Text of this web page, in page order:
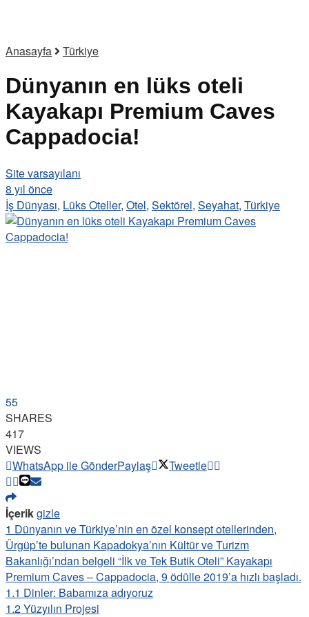
Anasayfa Türkiye
Dünyanın en lüks oteli
Kayakapı Premium Caves
Cappadocia!
Site varsayılanı
8 yıl önce
İş Dünyası, Lüks Oteller, Otel, Sektörel, Seyahat, Türkiye
55
SHARES
417
VIEWS
WhatsApp ile GönderPaylaş Tweetle
İçerikgizle
1 Dünyanın ve Türkiye’nin en özel konsept otellerinden,
Ürgüp’te bulunan Kapadokya’nın Kültür ve Turizm
Bakanlığı’ndan belgeli “İlk ve Tek Butik Oteli” Kayakapı
Premium Caves – Cappadocia, 9 ödülle 2019’a hızlı başladı.
1.1 Dinler: Babamıza adıyoruz
1.2Yüzyılın Projesi